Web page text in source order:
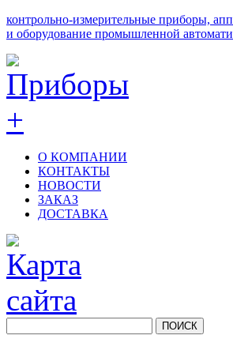
контрольно-измерительные приборы,
и оборудование промышленной
О КОМПАНИИ
КОНТАКТЫ
НОВОСТИ
ЗАКАЗ
ДОСТАВКА